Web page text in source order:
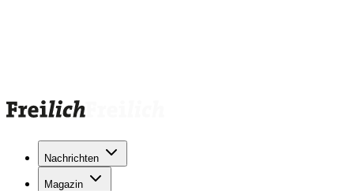
Nachrichten
Magazin